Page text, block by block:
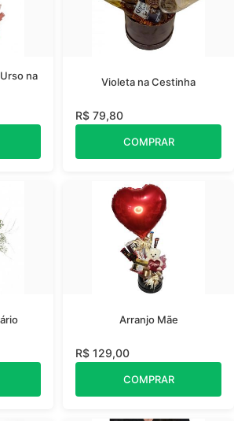
na
Violeta na Cestinha
R$ 79,80
COMPRAR
Arranjo Mãe
R$ 129,00
COMPRAR